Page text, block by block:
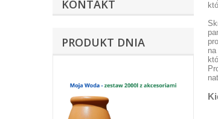
KONTAKT
PRODUKT DNIA